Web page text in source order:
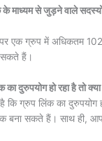
माध्यम से जुड़ने वाले सदस्यों
पर एक ग्रुप में अधिकतम
हैं।
दुरुपयोग हो रहा है तो
कि ग्रुप लिंक का दुरुपयोग
बना सकते हैं। साथ ही,